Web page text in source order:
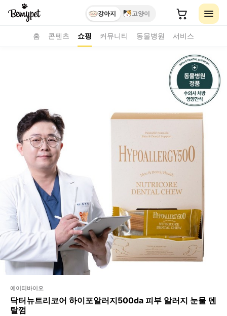
강아지 고양이
홈 콘텐츠 쇼핑 커뮤니티 동물병원 서비스
에이티바이오
닥터뉴트리코어 하이포알러지500da 피부 알러지 눈물 덴
탈껌